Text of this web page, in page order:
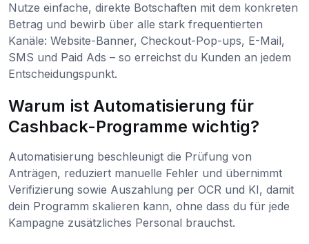
Nutze einfache, direkte Botschaften mit dem konkreten
Betrag und bewirb über alle stark frequentierten
Kanäle: Website-Banner, Checkout-Pop-ups, E-Mail,
SMS und Paid Ads – so erreichst du Kunden an jedem
Entscheidungspunkt.
Warum ist Automatisierung für
Cashback-Programme wichtig?
Automatisierung beschleunigt die Prüfung von
Anträgen, reduziert manuelle Fehler und übernimmt
Verifizierung sowie Auszahlung per OCR und KI, damit
dein Programm skalieren kann, ohne dass du für jede
Kampagne zusätzliches Personal brauchst.